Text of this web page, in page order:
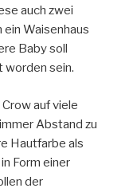
auch zwei
Waisenhaus
Baby soll
worden sein.
auf viele
Abstand zu
Hautfarbe als
Form einer
der